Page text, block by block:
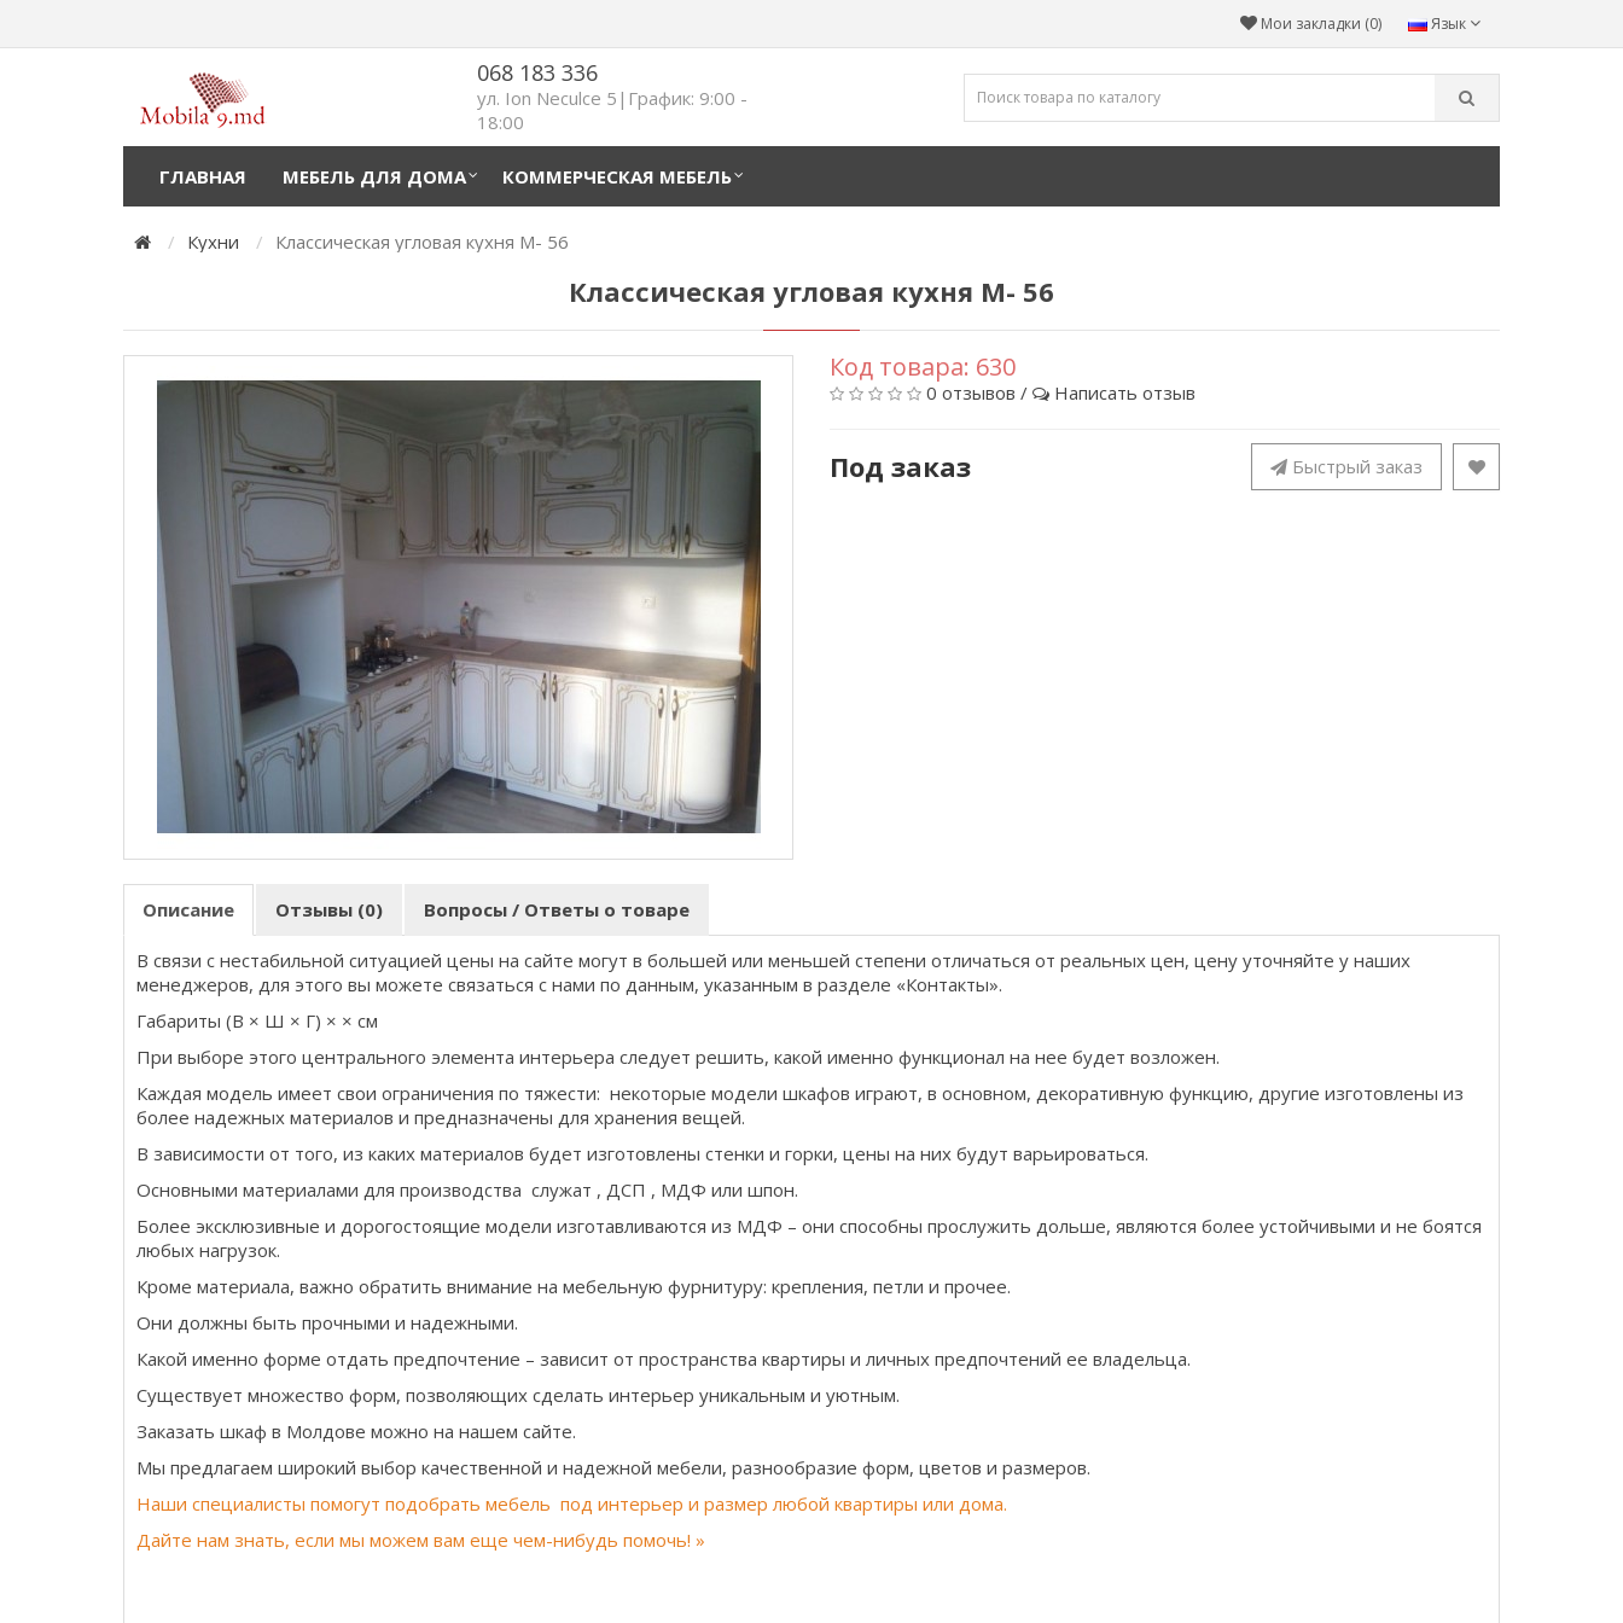
Язык
Мои закладки (0)
068 183 336
ул. Ion Neculce 5|График: 9:00 -
18:00
ГЛАВНАЯ МЕБЕЛЬ ДЛЯ ДОМА КОММЕРЧЕСКАЯ МЕБЕЛЬ
Кухни Классическая угловая кухня M- 56
Классическая угловая кухня M- 56
Код товара: 630
0 отзывов / Написать отзыв
Под заказ Быстрый заказ
Описание Отзывы (0) Вопросы / Ответы о товаре
В связи с нестабильной ситуацией цены на сайте могут в большей или меньшей степени отличаться от реальных цен, цену уточняйте у наших
менеджеров, для этого вы можете связаться с нами по данным, указанным в разделе «Контакты».
Габариты (В × Ш × Г) × × см
При выборе этого центрального элемента интерьера следует решить, какой именно функционал на нее будет возложен.
Каждая модель имеет свои ограничения по тяжести: некоторые модели шкафов играют, в основном, декоративную функцию, другие изготовлены из
более надежных материалов и предназначены для хранения вещей.
В зависимости от того, из каких материалов будет изготовлены стенки и горки, цены на них будут варьироваться.
Основными материалами для производства служат , ДСП , МДФ или шпон.
Более эксклюзивные и дорогостоящие модели изготавливаются из МДФ – они способны прослужить дольше, являются более устойчивыми и не боятся
любых нагрузок.
Кроме материала, важно обратить внимание на мебельную фурнитуру: крепления, петли и прочее.
Они должны быть прочными и надежными.
Какой именно форме отдать предпочтение – зависит от пространства квартиры и личных предпочтений ее владельца.
Существует множество форм, позволяющих сделать интерьер уникальным и уютным.
Заказать шкаф в Молдове можно на нашем сайте.
Мы предлагаем широкий выбор качественной и надежной мебели, разнообразие форм, цветов и размеров.
Наши специалисты помогут подобрать мебель под интерьер и размер любой квартиры или дома.
Дайте нам знать, если мы можем вам еще чем-нибудь помочь! »